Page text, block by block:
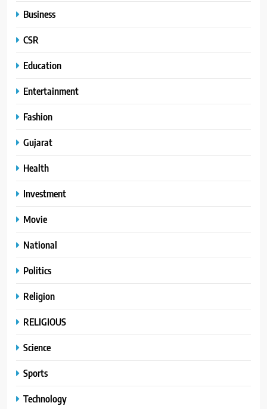
Business
CSR
Education
Entertainment
Fashion
Gujarat
Health
Investment
Movie
National
Politics
Religion
RELIGIOUS
Science
Sports
Technology